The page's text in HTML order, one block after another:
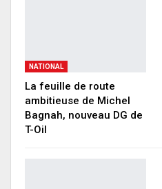
NATIONAL
La feuille de route
ambitieuse de Michel
Bagnah, nouveau DG de
T-Oil